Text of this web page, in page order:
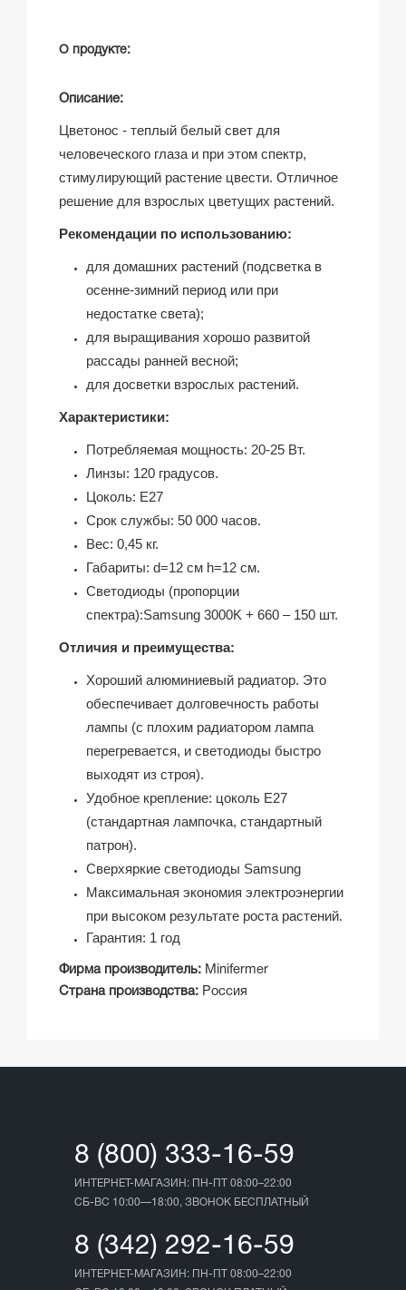
О продукте:
Описание:
Цветонос - теплый белый свет для
человеческого глаза и при этом спектр,
стимулирующий растение цвести. Отличное
решение для взрослых цветущих растений.
Рекомендации по использованию:
для домашних растений (подсветка в
осенне-зимний период или при
недостатке света);
для выращивания хорошо развитой
рассады ранней весной;
для досветки взрослых растений.
Характеристики:
Потребляемая мощность: 20-25 Вт.
Линзы: 120 градусов.
Цоколь: Е27
Срок службы: 50 000 часов.
Вес: 0,45 кг.
Габариты: d=12 см h=12 см.
Светодиоды (пропорции
спектра):Samsung 3000K + 660 – 150 шт.
Отличия и преимущества:
Хороший алюминиевый радиатор. Это
обеспечивает долговечность работы
лампы (с плохим радиатором лампа
перегревается, и светодиоды быстро
выходят из строя).
Удобное крепление: цоколь Е27
(стандартная лампочка, стандартный
патрон).
Сверхяркие светодиоды Samsung
Максимальная экономия электроэнергии
при высоком результате роста растений.
Гарантия: 1 год
Фирма производитель: Minifermer
Страна производства: Россия
8 (800) 333-16-59
ИНТЕРНЕТ-МАГАЗИН: ПН-ПТ 08:00–22:00
СБ-ВС 10:00—18:00, ЗВОНОК БЕСПЛАТНЫЙ
8 (342) 292-16-59
ИНТЕРНЕТ-МАГАЗИН: ПН-ПТ 08:00–22:00